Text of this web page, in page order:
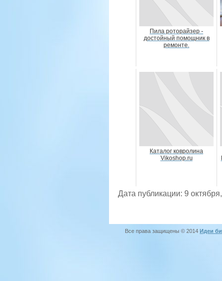
Пила роторайзер -
достойный помощник в
ремонте.
Каталог ковролина
Vikoshop.ru
Дата публикации: 9
Все права защищены © 2014 Идеи